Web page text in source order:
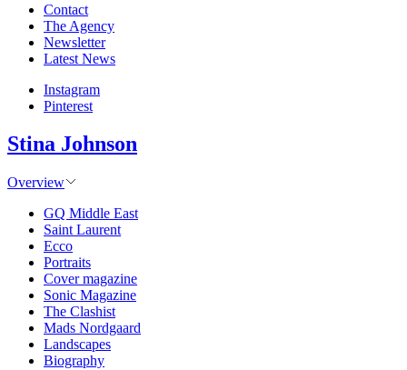
Contact
The Agency
Newsletter
Latest News
Instagram
Pinterest
Stina Johnson
Overview
GQ Middle East
Saint Laurent
Ecco
Portraits
Cover magazine
Sonic Magazine
The Clashist
Mads Nordgaard
Landscapes
Biography